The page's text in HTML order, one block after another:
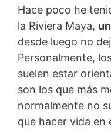
Hace poco he
la Riviera Maya,
desde luego no
Personalmente,
suelen estar
son los que más
normalmente no
que hacer vida en